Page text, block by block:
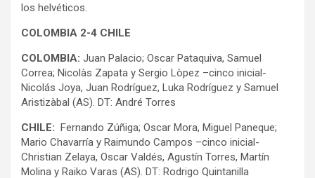
los helvéticos.
COLOMBIA 2-4 CHILE
COLOMBIA: Juan Palacio; Oscar Pataquiva, Samuel
Correa; Nicolàs Zapata y Sergio Lòpez –cinco inicial-
Nicolás Joya, Juan Rodríguez, Luka Rodríguez y Samuel
Aristizàbal (AS). DT: André Torres
CHILE: Fernando Zúñiga; Oscar Mora, Miguel Paneque;
Mario Chavarría y Raimundo Campos –cinco inicial-
Christian Zelaya, Oscar Valdés, Agustín Torres, Martín
Molina y Raiko Varas (AS). DT: Rodrigo Quintanilla